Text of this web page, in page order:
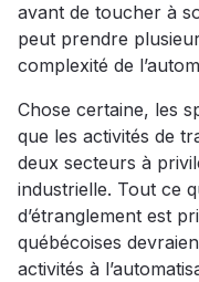
avant de toucher à
peut prendre
complexité de
Chose certaine, les
que les activités de
deux secteurs à
industrielle. Tout ce
d’étranglement est
québécoises
activités à